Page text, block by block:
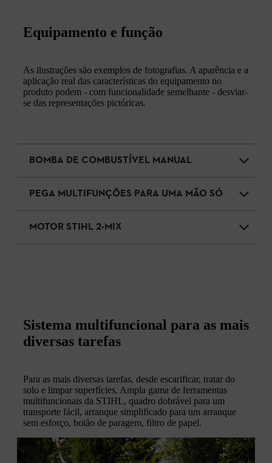
Equipamento e função
As ilustrações são exemplos de fotografias. A aparência e a
aplicação real das características do equipamento no
produto podem - com funcionalidade semelhante - desviar-
se das representações pictóricas.
BOMBA DE COMBUSTÍVEL MANUAL
PEGA MULTIFUNÇÕES PARA UMA MÃO SÓ
MOTOR STIHL 2-MIX
Sistema multifuncional para as mais
diversas tarefas
Para as mais diversas tarefas, desde escarificar, tratar do
solo e limpar superfícies. Ampla gama de ferramentas
multifuncionais da STIHL, quadro dobrável para um
transporte fácil, arranque simplificado para um arranque
sem esforço, botão de paragem, filtro de papel.